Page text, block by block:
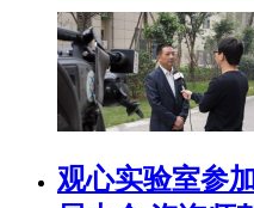
观心实验室参